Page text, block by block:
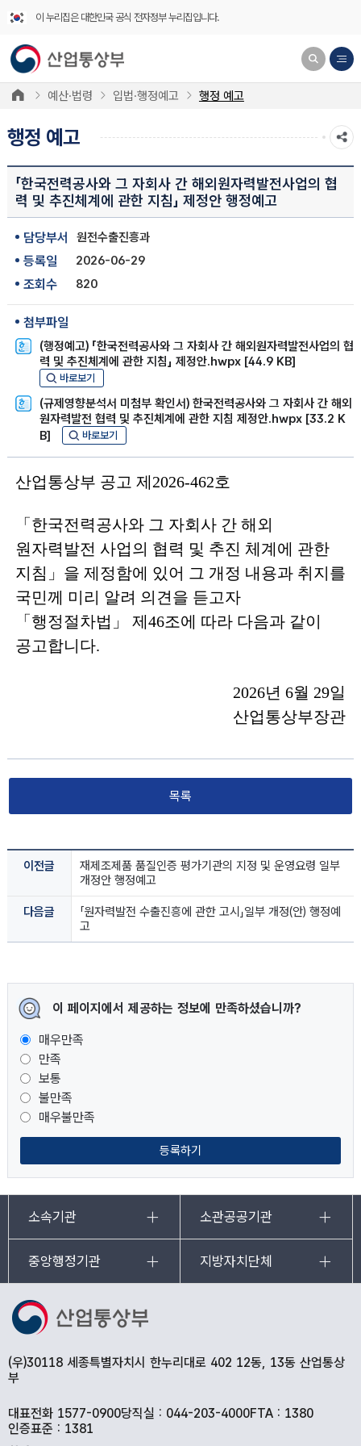
이 누리집은 대한민국 공식 전자정부 누리집입니다.
예산·법령 입법·행정예고 행정 예고
행정 예고
「한국전력공사와 그 자회사 간 해외원자력발전사업의 협
력 및 추진체계에 관한 지침」 제정안 행정예고
담당부서 원전수출진흥과
등록일 2026-06-29
조회수 820
첨부파일
(행정예고) 「한국전력공사와 그 자회사 간 해외원자력발전사업의 협
력 및 추진체계에 관한 지침」 제정안.hwpx [44.9 KB]
바로보기
(규제영향분석서 미첨부 확인서) 한국전력공사와 그 자회사 간 해외
원자력발전 협력 및 추진체계에 관한 지침 제정안.hwpx [33.2 K
B]
바로보기
산업통상부 공고 제 2026-462호
「한국전력공사와 그 자회사 간 해외
원자력발전 사업의 협력 및 추진 체계에 관한
지침 」 을 제정함에 있어 그 개정 내용과 취지를
국민께 미리 알려 의견을 듣고자
「행정절차법 」 제46조에 따라 다음과 같이
공고합니다.
2026년6월 29일
산업통상부장관
목록
이전글
재제조제품 품질인증 평가기관의 지정 및 운영요령 일부
개정안 행정예고
다음글
「원자력발전 수출진흥에 관한 고시」일부 개정(안) 행정예
고
이 페이지에서 제공하는 정보에 만족하셨습니까?
매우만족
만족
보통
불만족
매우불만족
등록하기
소속기관 소관공공기관
중앙행정기관 지방자치단체
(우)30118 세종특별자치시 한누리대로 402 12동, 13동 산업통상
부
대표전화 1577-0900당직실 : 044-203-4000FTA : 1380
인증표준 : 1381